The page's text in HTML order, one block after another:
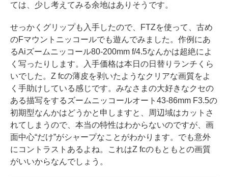
ては、少し考えてみる余地はありそうです。
せっかくグリップも入手したので、FTZを使って、古め
のFマウントニッコールでも遊んでみました。作例にあ
るAiズームニッコール80-200mm f/4.5なんかは超絶によ
く写ったりします。入手価格は本日の日替りランチくら
いでした。Z fcの薄皮を剥いたようなクリアな画質をよ
く手助けしている感じです。みなさまの大好きなクセの
ある描写をするズームニッコールオート43-86mm F3.5の
初期型なんかはどうかと申しますと、周辺域はカットさ
れてしまうので、本当の特性はわからないのですが、画
面中心“だけ”がシャープなことがわかります。でも意外
にコントラストあるよね。これはZ fcのもともとの画質
がいいからなんでしょう。